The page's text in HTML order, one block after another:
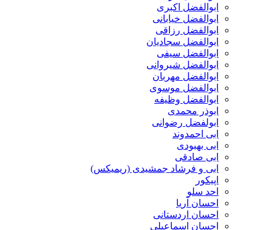
ابوالفضل اکبری
ابوالفضل خیابانی
ابوالفضل رزاقی
ابوالفضل سجادیان
ابوالفضل سیفی
ابوالفضل شیروانی
ابوالفضل مهربان
ابوالفضل موسوی
ابوالفضل وظیفه
ابوذر محمدی
ابولفضل رضوانی
ابی احمدوند
ابی بهبودی
ابی صادقی
ابی و فرشاد جمشیدی (ریمیکس)
اپیکور
احد سلو
احسان آریا
احسان اردستانی
احسان اسماعیلی